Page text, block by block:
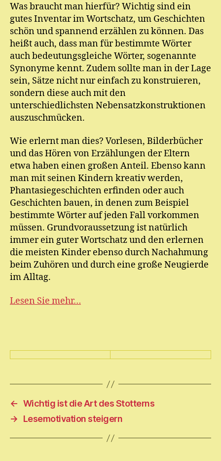
Was braucht man hierfür? Wichtig sind ein
gutes Inventar im Wortschatz, um Geschichten
schön und spannend erzählen zu können. Das
heißt auch, dass man für bestimmte Wörter
auch bedeutungsgleiche Wörter, sogenannte
Synonyme kennt. Zudem sollte man in der Lage
sein, Sätze nicht nur einfach zu konstruieren,
sondern diese auch mit den
unterschiedlichsten Nebensatzkonstruktionen
auszuschmücken.
Wie erlernt man dies? Vorlesen, Bilderbücher
und das Hören von Erzählungen der Eltern
etwa haben einen großen Anteil. Ebenso kann
man mit seinen Kindern kreativ werden,
Phantasiegeschichten erfinden oder auch
Geschichten bauen, in denen zum Beispiel
bestimmte Wörter auf jeden Fall vorkommen
müssen. Grundvoraussetzung ist natürlich
immer ein guter Wortschatz und den erlernen
die meisten Kinder ebenso durch Nachahmung
beim Zuhören und durch eine große Neugierde
im Alltag.
Lesen Sie mehr…
← Wichtig ist die Art des Stotterns
→
Lesemotivation steigern